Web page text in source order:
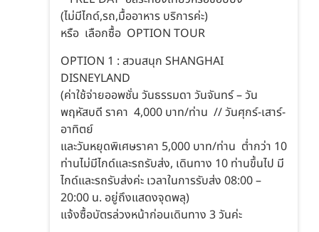
(ไม่มีไกด์,รถ,มื้ออาหาร บริการค่ะ)
หรือ เลือกซื้อ OPTION TOUR
OPTION 1 : สวนสนุก SHANGHAI
DISNEYLAND
(ค่าใช้จ่ายออพชั่น วันธรรมดา วันจันทร์ – วัน
พฤหัสบดี ราคา 4,000 บาท/ท่าน // วันศุกร์-เสาร์-
อาทิตย์
และวันหยุดพิเศษราคา 5,000 บาท/ท่าน ต่ำกว่า 10
ท่านไม่มีไกด์และรถรับส่ง, เดินทาง 10 ท่านขึ้นไป มี
ไกด์และรถรับส่งค่ะ เวลาในการรับส่ง 08:00 –
20:00 น. อยู่ถึงแสดงจุดพลุ)
แจ้งซื้อบัตรล่วงหน้าก่อนเดินทาง 3 วันค่ะ